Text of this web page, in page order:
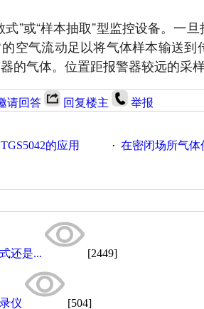
式”或“样本抽取”型监控设备。一
空气流动足以将气体样本输送
的气体。位置距报警器较远的采
请回答 回复楼主 举报
的应用 · 在密闭场所气体传
还是... [2449]
仪 [504]